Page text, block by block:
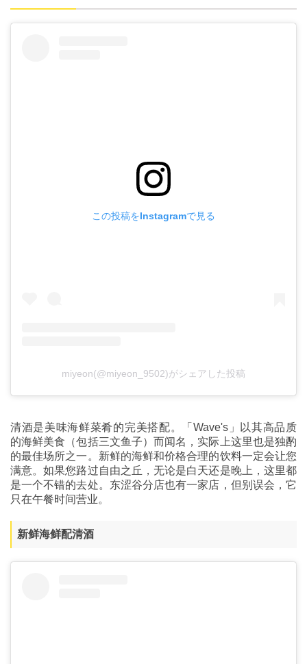
この投稿をInstagramで見る
miyeon(@miyeon_9502)がシェアした投稿
清酒是美味海鲜菜肴的完美搭配。「Wave's」以其高品质
的海鲜美食（包括三文鱼子）而闻名，实际上这里也是独酌
的最佳场所之一。新鲜的海鲜和价格合理的饮料一定会让您
满意。如果您路过自由之丘，无论是白天还是晚上，这里都
是一个不错的去处。东涩谷分店也有一家店，但别误会，它
只在午餐时间营业。
新鲜海鲜配清酒